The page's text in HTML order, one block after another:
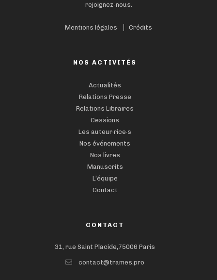
rejoignez-nous.
Mentions légales Crédits
NOS ACTIVITÉS
Actualités
Relations Presse
Relations Libraires
Cessions
Les auteur·rice·s
Nos événements
Nos livres
Manuscrits
L’équipe
Contact
CONTACT
31, rue Saint Placide,75006 Paris
contact@trames.pro